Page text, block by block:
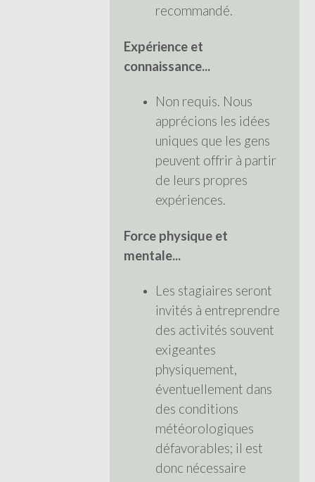
recommandé.
Expérience et
connaissance...
Non requis. Nous
apprécions les idées
uniques que les gens
peuvent offrir à partir
de leurs propres
expériences.
Force physique et
mentale...
Les stagiaires seront
invités à entreprendre
des activités souvent
exigeantes
physiquement,
éventuellement dans
des conditions
météorologiques
défavorables; il est
donc nécessaire